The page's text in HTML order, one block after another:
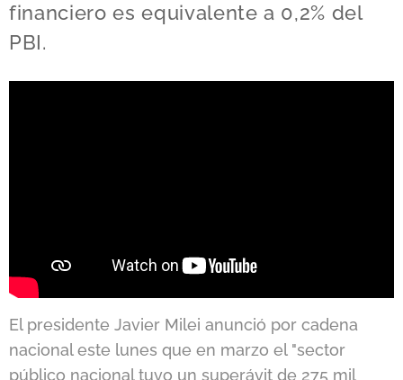
financiero es equivalente a 0,2% del
PBI.
El presidente Javier Milei anunció por cadena
nacional este lunes que en marzo el "sector
público nacional tuvo un superávit de 275 mil